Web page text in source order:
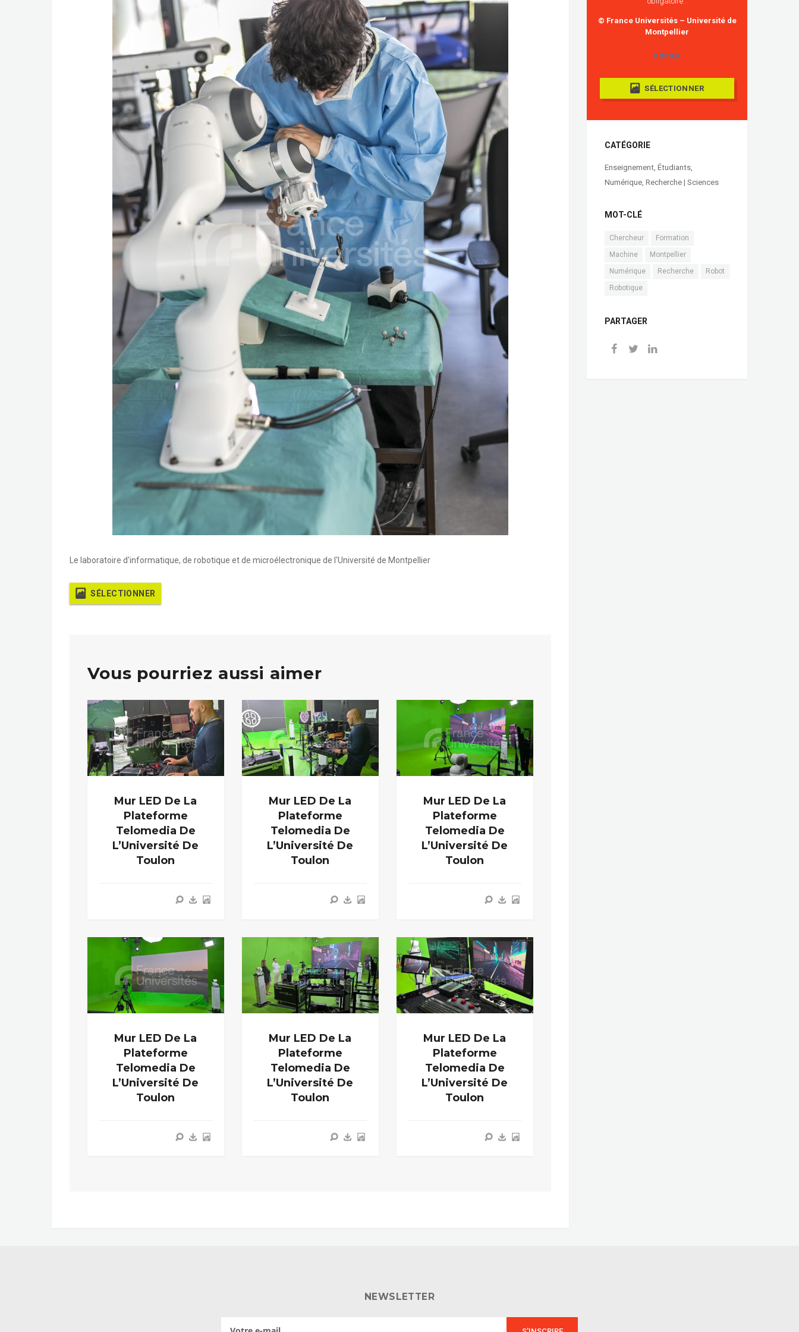
Le laboratoire d'informatique, de robotique et de microélectronique de l'Université de Montpellier
SÉLECTIONNER
Vous pourriez aussi aimer
Mur LED De La
Plateforme
Telomedia De
L’Université De
Toulon
Mur LED De La
Plateforme
Telomedia De
L’Université De
Toulon
Mur LED De La
Plateforme
Telomedia De
L’Université De
Toulon
Mur LED De La
Plateforme
Telomedia De
L’Université De
Toulon
Mur LED De La
Plateforme
Telomedia De
L’Université De
Toulon
Mur LED De La
Plateforme
Telomedia De
L’Université De
Toulon
© France Universités – Université de
Montpellier
COPIER
SÉLECTIONNER
CATÉGORIE
Enseignement, Étudiants,
Numérique, Recherche | Sciences
MOT-CLÉ
Chercheur
Formation
Machine
Montpellier
Numérique
Recherche
Robot
Robotique
PARTAGER
NEWSLETTER